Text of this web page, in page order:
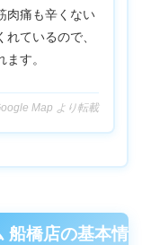
肉痛も辛くない
ているので、
す。
Map より転載
船橋店の基本情